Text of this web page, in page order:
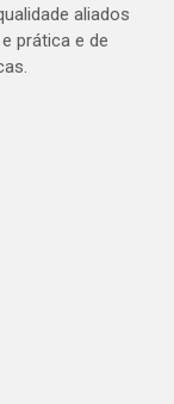
aliados
prática e de